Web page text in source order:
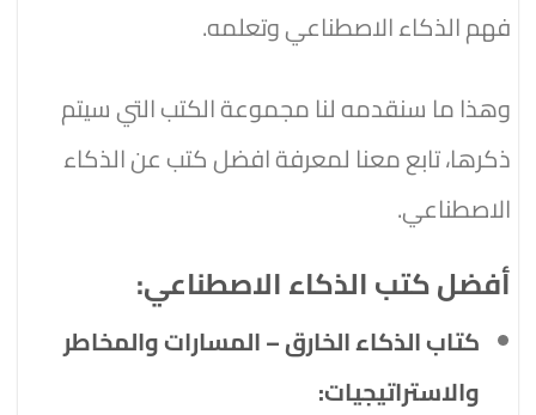
فهم الذكاء الاصطناعي وتعلمه.
وهذا ما سنقدمه لنا مجموعة الكتب التي سيتم
ذكرها، تابع معنا لمعرفة افضل كتب عن الذكاء
الاصطناعي.
أفضل كتب الذكاء الاصطناعي:
كتاب الذكاء الخارق – المسارات والمخاطر
والاستراتيجيات: